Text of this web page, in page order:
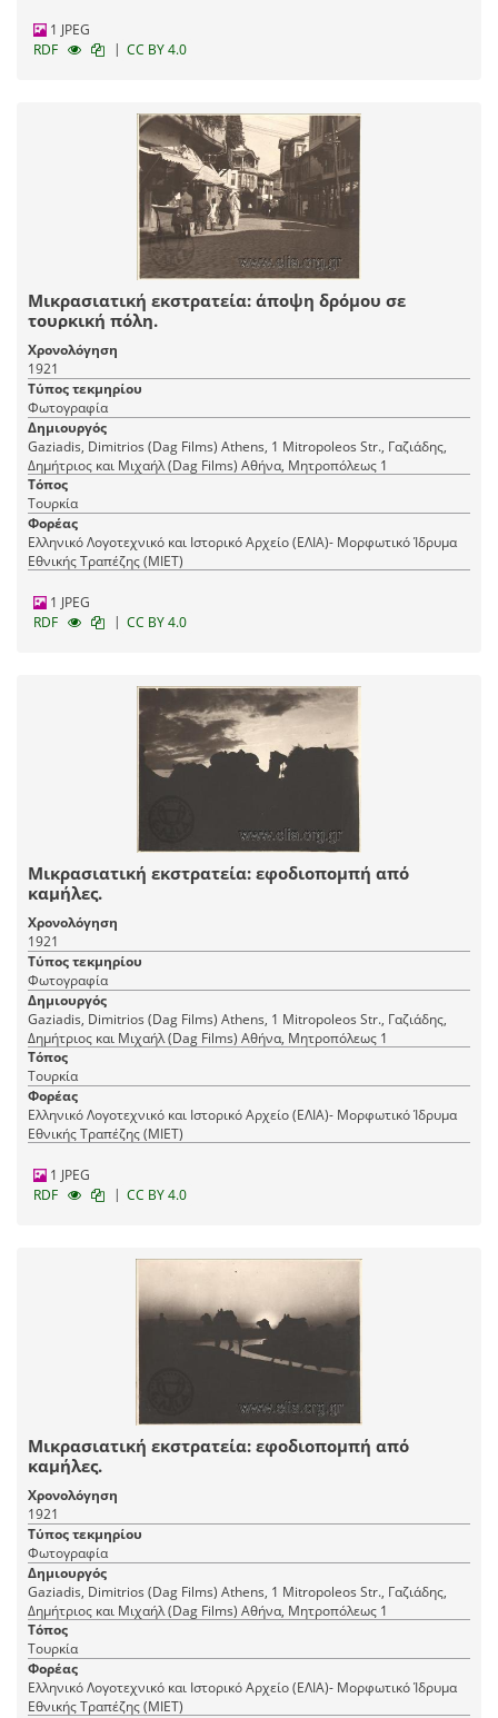
1 JPEG
RDF
| CC BY 4.0
Μικρασιατική εκστρατεία: άποψη δρόμου σε
τουρκική πόλη.
Χρονολόγηση
1921
Τύπος τεκμηρίου
Φωτογραφία
Δημιουργός
Gaziadis, Dimitrios (Dag Films) Athens, 1 Mitropoleos Str., Γαζιάδης,
Δημήτριος και Μιχαήλ (Dag Films) Αθήνα, Mητροπόλεως 1
Τόπος
Τουρκία
Φορέας
Ελληνικό Λογοτεχνικό και Ιστορικό Αρχείο (ΕΛΙΑ)- Μορφωτικό Ίδρυμα
Εθνικής Τραπέζης (ΜΙΕΤ)
1 JPEG
RDF
| CC BY 4.0
Μικρασιατική εκστρατεία: εφοδιοπομπή από
καμήλες.
Χρονολόγηση
1921
Τύπος τεκμηρίου
Φωτογραφία
Δημιουργός
Gaziadis, Dimitrios (Dag Films) Athens, 1 Mitropoleos Str., Γαζιάδης,
Δημήτριος και Μιχαήλ (Dag Films) Αθήνα, Mητροπόλεως 1
Τόπος
Τουρκία
Φορέας
Ελληνικό Λογοτεχνικό και Ιστορικό Αρχείο (ΕΛΙΑ)- Μορφωτικό Ίδρυμα
Εθνικής Τραπέζης (ΜΙΕΤ)
1 JPEG
RDF
| CC BY 4.0
Μικρασιατική εκστρατεία: εφοδιοπομπή από
καμήλες.
Χρονολόγηση
1921
Τύπος τεκμηρίου
Φωτογραφία
Δημιουργός
Gaziadis, Dimitrios (Dag Films) Athens, 1 Mitropoleos Str., Γαζιάδης,
Δημήτριος και Μιχαήλ (Dag Films) Αθήνα, Mητροπόλεως 1
Τόπος
Τουρκία
Φορέας
Ελληνικό Λογοτεχνικό και Ιστορικό Αρχείο (ΕΛΙΑ)- Μορφωτικό Ίδρυμα
Εθνικής Τραπέζης (ΜΙΕΤ)